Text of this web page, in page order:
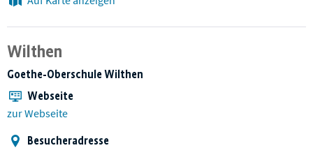
Wilthen
Goethe-Oberschule Wilthen
Webseite
zur Webseite
Besucheradresse